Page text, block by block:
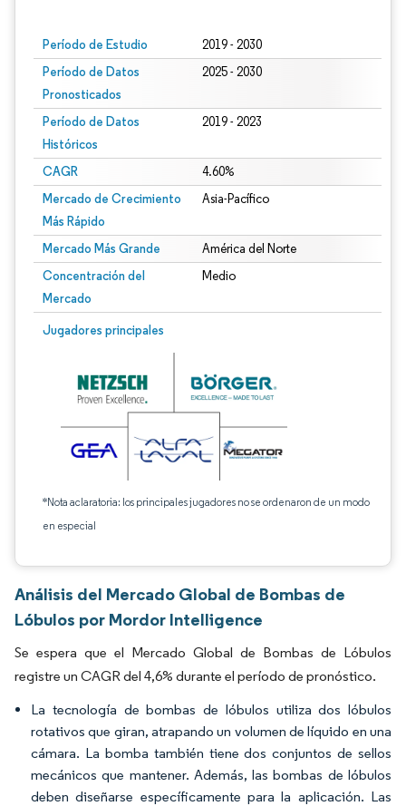
Período de Estudio 2019 - 2030
Período de Datos
Pronosticados
2025 - 2030
Período de Datos
Históricos
2019 - 2023
CAGR 4.60%
Mercado de Crecimiento
Más Rápido
Asia-Pacífico
Mercado Más Grande América del Norte
Concentración del
Mercado
Medio
Jugadores principales
*Nota aclaratoria: los principales jugadores no se ordenaron de un modo
en especial
Análisis del Mercado Global de Bombas de
Lóbulos por Mordor Intelligence
Se espera que el Mercado Global de Bombas de Lóbulos
registre un CAGR del 4,6% durante el período de pronóstico.
La tecnología de bombas de lóbulos utiliza dos lóbulos
rotativos que giran, atrapando un volumen de líquido en una
cámara. La bomba también tiene dos conjuntos de sellos
mecánicos que mantener. Además, las bombas de lóbulos
deben diseñarse específicamente para la aplicación. Las